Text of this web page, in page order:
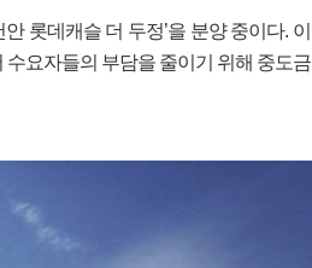
롯데캐슬 더 두정’을 분양 중이다. 이
요자들의 부담을 줄이기 위해 중도금